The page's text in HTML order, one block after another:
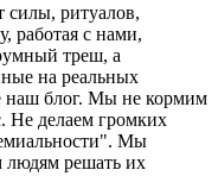
силы, ритуалов,
работая с нами,
треш, а
на реальных
наш блог. Мы не кормим
Не делаем громких
Мы
людям решать их